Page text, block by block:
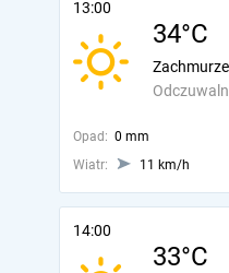
13:00
34°C
Opad: 0 mm
Wiatr:
11 km/h
14:00
33°C